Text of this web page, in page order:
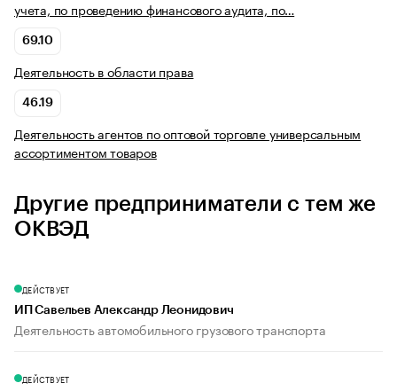
учета, по проведению финансового аудита, по…
69.10
Деятельность в области права
46.19
Деятельность агентов по оптовой торговле универсальным
ассортиментом товаров
Другие предприниматели с тем же
ОКВЭД
ДЕЙСТВУЕТ
ИП Савельев Александр Леонидович
Деятельность автомобильного грузового транспорта
ДЕЙСТВУЕТ